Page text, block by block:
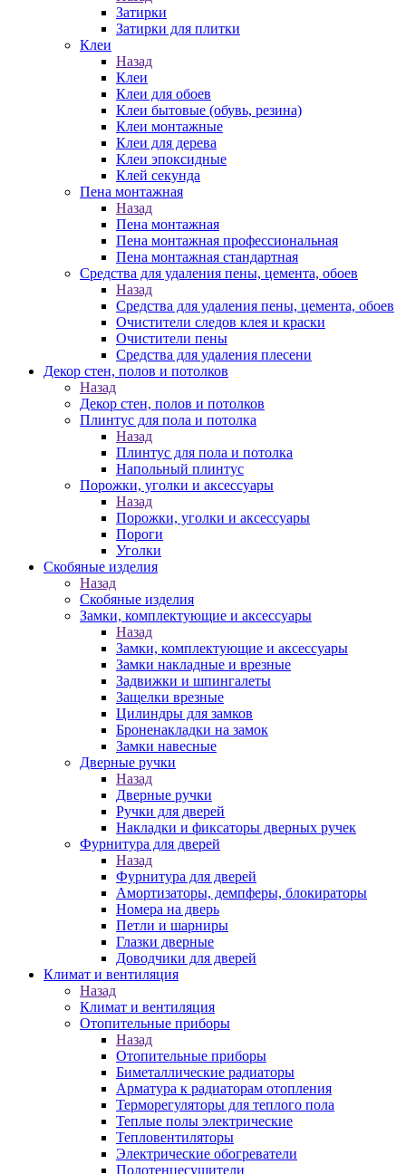
Затирки
Затирки для плитки
Клеи
Назад
Клеи
Клеи для обоев
Клеи бытовые (обувь, резина)
Клеи монтажные
Клеи для дерева
Клеи эпоксидные
Клей секунда
Пена монтажная
Назад
Пена монтажная
Пена монтажная профессиональная
Пена монтажная стандартная
Средства для удаления пены, цемента, обоев
Назад
Средства для удаления пены, цемента, обоев
Очистители следов клея и краски
Очистители пены
Средства для удаления плесени
Декор стен, полов и потолков
Назад
Декор стен, полов и потолков
Плинтус для пола и потолка
Назад
Плинтус для пола и потолка
Напольный плинтус
Порожки, уголки и аксессуары
Назад
Порожки, уголки и аксессуары
Пороги
Уголки
Скобяные изделия
Назад
Скобяные изделия
Замки, комплектующие и аксессуары
Назад
Замки, комплектующие и аксессуары
Замки накладные и врезные
Задвижки и шпингалеты
Защелки врезные
Цилиндры для замков
Броненакладки на замок
Замки навесные
Дверные ручки
Назад
Дверные ручки
Ручки для дверей
Накладки и фиксаторы дверных ручек
Фурнитура для дверей
Назад
Фурнитура для дверей
Амортизаторы, демпферы, блокираторы
Номера на дверь
Петли и шарниры
Глазки дверные
Доводчики для дверей
Климат и вентиляция
Назад
Климат и вентиляция
Отопительные приборы
Назад
Отопительные приборы
Биметаллические радиаторы
Арматура к радиаторам отопления
Терморегуляторы для теплого пола
Теплые полы электрические
Тепловентиляторы
Электрические обогреватели
Полотенцесушители